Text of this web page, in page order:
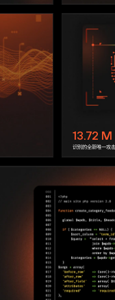
13.72 M
识别的全新唯一攻